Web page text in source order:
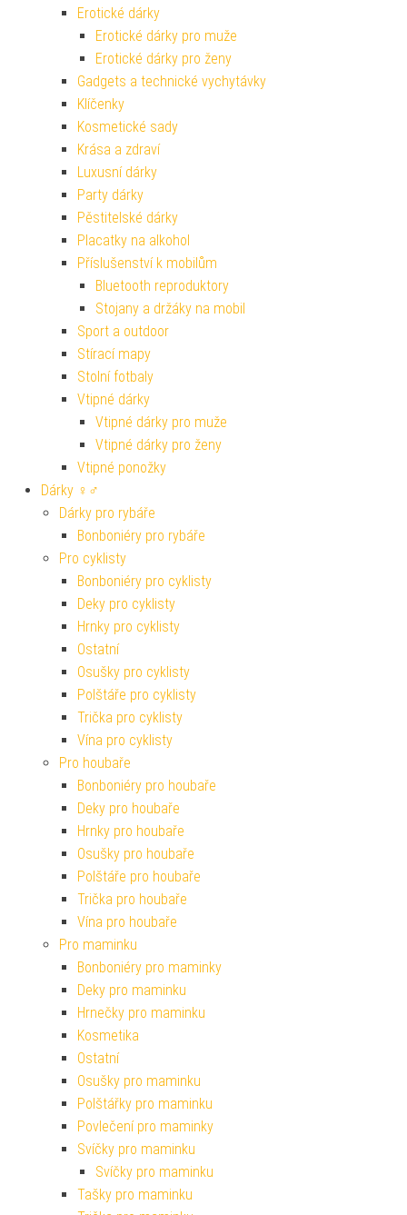
Erotické dárky
Erotické dárky pro muže
Erotické dárky pro ženy
Gadgets a technické vychytávky
Klíčenky
Kosmetické sady
Krása a zdraví
Luxusní dárky
Party dárky
Pěstitelské dárky
Placatky na alkohol
Příslušenství k mobilům
Bluetooth reproduktory
Stojany a držáky na mobil
Sport a outdoor
Stírací mapy
Stolní fotbaly
Vtipné dárky
Vtipné dárky pro muže
Vtipné dárky pro ženy
Vtipné ponožky
Dárky ♀♂
Dárky pro rybáře
Bonboniéry pro rybáře
Pro cyklisty
Bonboniéry pro cyklisty
Deky pro cyklisty
Hrnky pro cyklisty
Ostatní
Osušky pro cyklisty
Polštáře pro cyklisty
Trička pro cyklisty
Vína pro cyklisty
Pro houbaře
Bonboniéry pro houbaře
Deky pro houbaře
Hrnky pro houbaře
Osušky pro houbaře
Polštáře pro houbaře
Trička pro houbaře
Vína pro houbaře
Pro maminku
Bonboniéry pro maminky
Deky pro maminku
Hrnečky pro maminku
Kosmetika
Ostatní
Osušky pro maminku
Polštářky pro maminku
Povlečení pro maminky
Svíčky pro maminku
Svíčky pro maminku
Tašky pro maminku